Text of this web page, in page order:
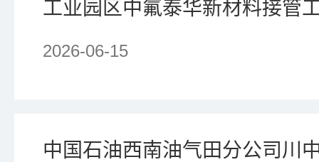
工业园区中氟泰华新材料接管
2026-06-15
中国石油西南油气田分公司川